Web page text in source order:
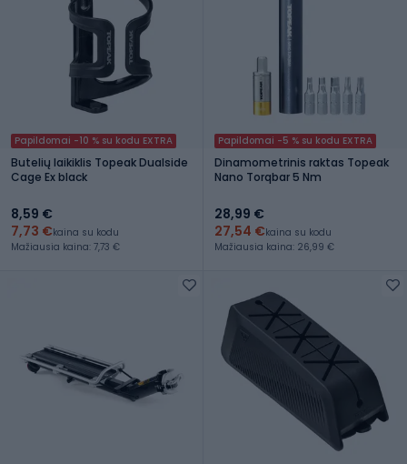
Papildomai -10 % su kodu EXTRA
Butelių laikiklis Topeak Dualside
Cage Ex black
8,59 €
7,73 €kaina su kodu
Mažiausia kaina: 7,73 €
Papildomai -5 % su kodu EXTRA
Dinamometrinis raktas Topeak
Nano Torqbar 5 Nm
28,99 €
27,54 €kaina su kodu
Mažiausia kaina: 26,99 €